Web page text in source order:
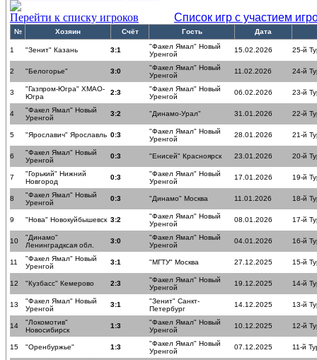
Перейти к списку игроков
Список игр с участием
№ Хозяин Счёт Гость Дата
1 "Зенит" Казань 3:1
"Факел Ямал" Новый
Уренгой
15.02.2026 25-й
2 "Белогорье" 3:0
"Факел Ямал" Новый
Уренгой
11.02.2026 24-й
3
"Газпром-Югра" ХМАО-
Югра
2:3
"Факел Ямал" Новый
Уренгой
06.02.2026 23-й
4
"Факел Ямал" Новый
Уренгой
3:2 "Динамо-Урал" 31.01.2026 22-й
5 "Ярославич" Ярославль 0:3
"Факел Ямал" Новый
Уренгой
28.01.2026 21-й
6
"Факел Ямал" Новый
Уренгой
0:3 "Енисей" Красноярск 23.01.2026 20-й
7
"Горький" Нижний
Новгород
0:3
"Факел Ямал" Новый
Уренгой
17.01.2026 19-й
8
"Факел Ямал" Новый
Уренгой
0:3 "Динамо" Москва 11.01.2026 18-й
9 "Нова" Новокуйбышевск 3:2
"Факел Ямал" Новый
Уренгой
08.01.2026 17-й
10
"Динамо"
Ленинградксая обл.
3:0
"Факел Ямал" Новый
Уренгой
04.01.2026 16-й
11
"Факел Ямал" Новый
Уренгой
3:1 "МГТУ" Москва 27.12.2025 15-й
12 "Кузбасс" Кемерово 2:3
"Факел Ямал" Новый
Уренгой
19.12.2025 14-й
13
"Факел Ямал" Новый
Уренгой
3:1
"Зенит" Санкт-
Петербург
14.12.2025 13-й
14
"Локомотив"
Новосибирск
1:3
"Факел Ямал" Новый
Уренгой
10.12.2025 12-й
15 "Оренбуржье" 1:3
"Факел Ямал" Новый
Уренгой
07.12.2025 11-й